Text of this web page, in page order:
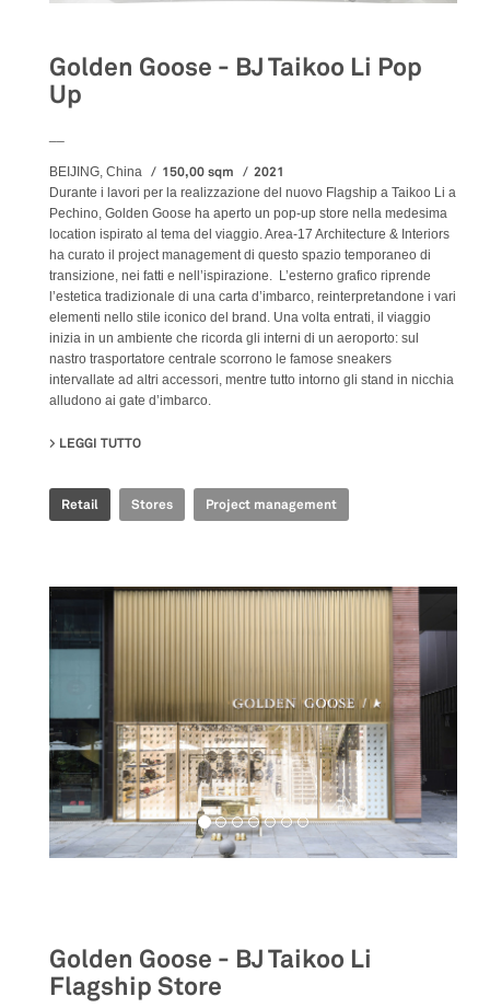
Golden Goose - BJ Taikoo Li Pop
Up
BEIJING, China 150,00 sqm 2021
Durante i lavori per la realizzazione del nuovo Flagship a Taikoo Li a
Pechino, Golden Goose ha aperto un pop-up store nella medesima
location ispirato al tema del viaggio. Area-17 Architecture & Interiors
ha curato il project management di questo spazio temporaneo di
transizione, nei fatti e nell’ispirazione. L’esterno grafico riprende
l’estetica tradizionale di una carta d’imbarco, reinterpretandone i vari
elementi nello stile iconico del brand. Una volta entrati, il viaggio
inizia in un ambiente che ricorda gli interni di un aeroporto: sul
nastro trasportatore centrale scorrono le famose sneakers
intervallate ad altri accessori, mentre tutto intorno gli stand in nicchia
alludono ai gate d’imbarco.
LEGGI TUTTO
Retail Stores Project management
Golden Goose - BJ Taikoo Li
Flagship Store